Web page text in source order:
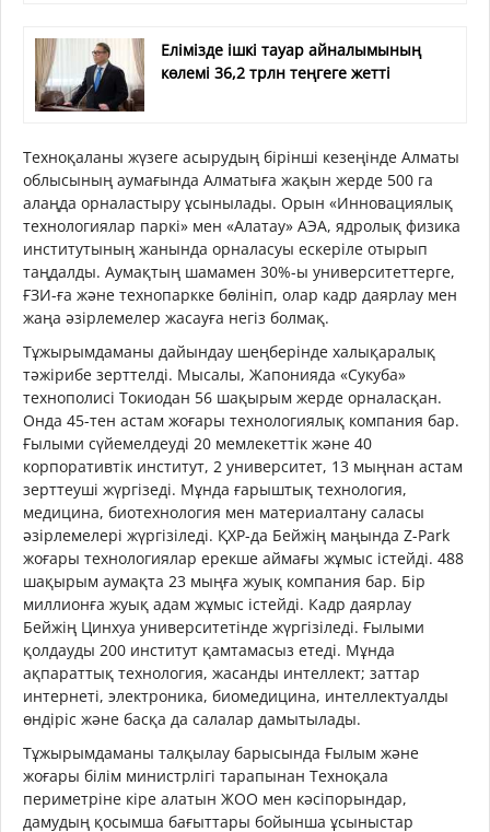
Елімізде ішкі тауар айналымының
көлемі 36,2 трлн теңгеге жетті
Техноқаланы жүзеге асырудың бірінші кезеңінде Алматы
облысының аумағында Алматыға жақын жерде 500 га
алаңда орналастыру ұсынылады. Орын «Инновациялық
технологиялар паркі» мен «Алатау» АЭА, ядролық физика
институтының жанында орналасуы ескеріле отырып
таңдалды. Аумақтың шамамен 30%-ы университеттерге,
ҒЗИ-ға және технопаркке бөлініп, олар кадр даярлау мен
жаңа әзірлемелер жасауға негіз болмақ.
Тұжырымдаманы дайындау шеңберінде халықаралық
тәжірибе зерттелді. Мысалы, Жапонияда «Сукуба»
технополисі Токиодан 56 шақырым жерде орналасқан.
Онда 45-тен астам жоғары технологиялық компания бар.
Ғылыми сүйемелдеуді 20 мемлекеттік және 40
корпоративтік институт, 2 университет, 13 мыңнан астам
зерттеуші жүргізеді. Мұнда ғарыштық технология,
медицина, биотехнология мен материалтану саласы
әзірлемелері жүргізіледі. ҚХР-да Бейжің маңында Z-Park
жоғары технологиялар ерекше аймағы жұмыс істейді. 488
шақырым аумақта 23 мыңға жуық компания бар. Бір
миллионға жуық адам жұмыс істейді. Кадр даярлау
Бейжің Цинхуа университетінде жүргізіледі. Ғылыми
қолдауды 200 институт қамтамасыз етеді. Мұнда
ақпараттық технология, жасанды интеллект; заттар
интернеті, электроника, биомедицина, интеллектуалды
өндіріс және басқа да салалар дамытылады.
Тұжырымдаманы талқылау барысында Ғылым және
жоғары білім министрлігі тарапынан Техноқала
периметріне кіре алатын ЖОО мен кәсіпорындар,
дамудың қосымша бағыттары бойынша ұсыныстар